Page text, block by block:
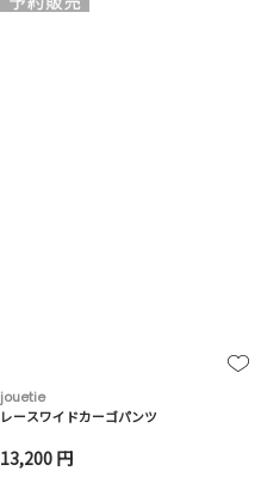
jouetie
レースワイドカーゴパンツ
13,200 円